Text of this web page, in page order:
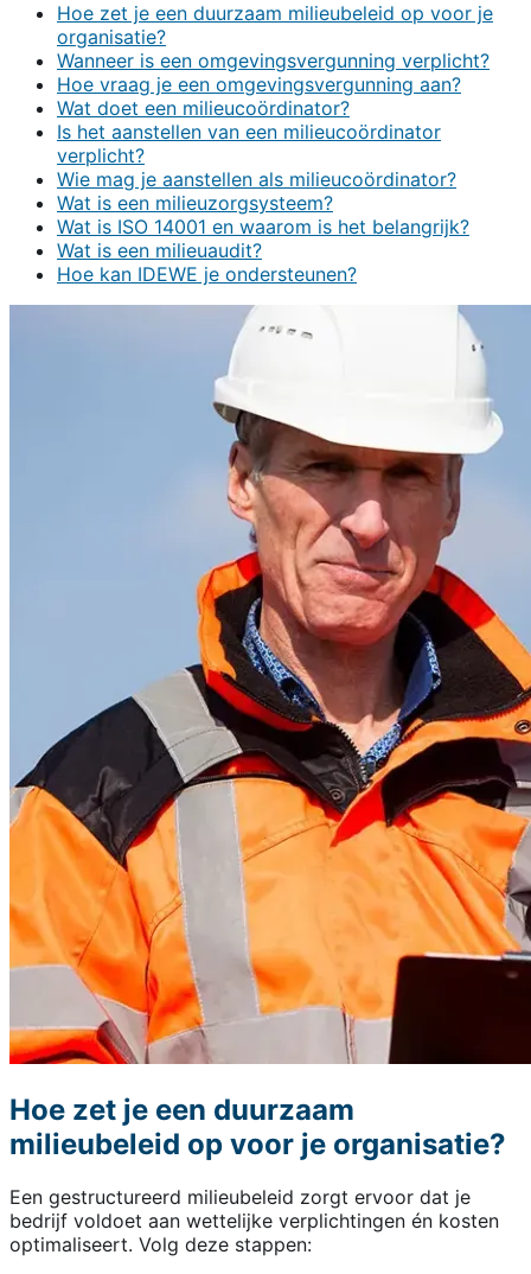
Hoe zet je een duurzaam milieubeleid op voor je
organisatie?
Wanneer is een omgevingsvergunning verplicht?
Hoe vraag je een omgevingsvergunning aan?
Wat doet een milieucoördinator?
Is het aanstellen van een milieucoördinator
verplicht?
Wie mag je aanstellen als milieucoördinator?
Wat is een milieuzorgsysteem?
Wat is ISO 14001 en waarom is het belangrijk?
Wat is een milieuaudit?
Hoe kan IDEWE je ondersteunen?
Hoe zet je een duurzaam
milieubeleid op voor je organisatie?
Een gestructureerd milieubeleid zorgt ervoor dat je
bedrijf voldoet aan wettelijke verplichtingen én kosten
optimaliseert. Volg deze stappen: